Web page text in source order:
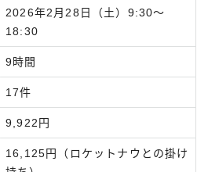
2026年2月28日（土）9:30〜
18:30
9時間
17件
9,922円
16,125円（ロケットナウとの掛け